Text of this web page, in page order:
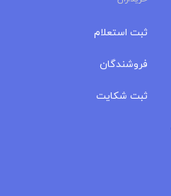
ثبت استعلام
فروشندگان
ثبت شکایت